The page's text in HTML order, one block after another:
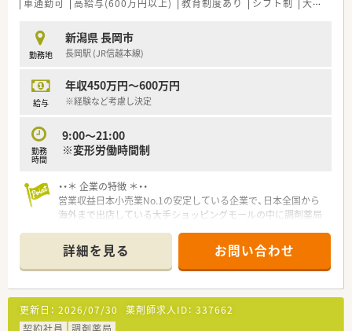
※30代半ばで子会社の社長として活躍している方もいらっしゃ
います。
です。
薬剤師以外にも、新卒・中途採用、店舗開発、MA、OTC担当、新規
様々な仕事に挑戦することができます。
高待遇・働きやすさにおけるリーディングカンパニーを目指して
過剰な設備投資や立派な本社はありません。
「そんなお金があれば皆に分配する」という思いがあります。
また、会社の利益に繋がる事をした社員には
※M&Aの案件を獲得した、友人を紹介して入社してもらったなど
＼どんな働き方をしているの？／
・専門職…ご自宅より通勤できる範囲で配属
・総合職…ヘルプ等で各地を回る可能性あり。店舗に縛られず働
けます。
車通勤可 高給与(600万円以上) 教育制度あり シフト制 大手チェーン
勤務地
新潟県 長岡市
長岡駅 (JR信越本線)
給与
年収450万円～600万円
※経験など考慮し決定
勤務
時間
9:00～21:00
※変形労働時間制
・・＊ 企業の特徴 ＊・・
営業収益日本小売業No.1の安定している企業で、日本全国から
海外まで出店している大手ショッピングモールの中に調剤薬局
■面分業がメインのため、多くの医療機関から処方箋を応需して
いるので、薬の品目数も多く、幅広い知識・スキルを磨くことが
できます。
■OTC併設店だからこそ『健康をトータルでサポート』できま
す。
※赤ちゃんからお年寄りまで健康相談を通じてセルフメディケ
ーション推進に貢献でき、カウンセリング力を身につけられる環
詳細を見る お問い合わせ
更新日： 2026/07/30 薬剤師求人ID： 337662